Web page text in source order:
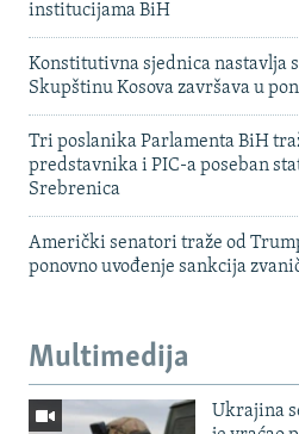
institucijama BiH
Konstitutivna sjednica nastavlja
Skupštinu Kosova završava u
Tri poslanika Parlamenta BiH
predstavnika i PIC-a poseban
Srebrenica
Američki senatori traže od
ponovno uvođenje sankcija
Multimedija
Ukrajina